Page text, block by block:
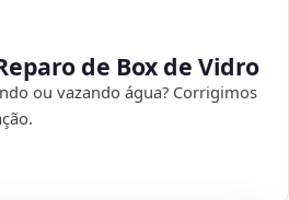
de Box de Vidro
ou vazando água? Corrigimos